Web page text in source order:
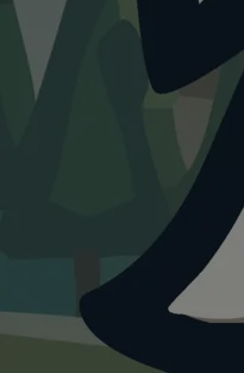
HUNDESTRAND
Heute ist ein
Hundezone
22°C und sonnig, kein